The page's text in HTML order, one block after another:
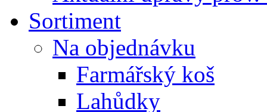
Sortiment
Na objednávku
Farmářský koš
Lahůdky